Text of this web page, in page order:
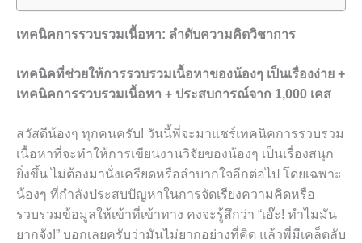
เทคนิคการรวบรวมเนื้อหา: ลำดับความคิดวิชาการ
เทคนิคที่ช่วยให้การรวบรวมเนื้อหาของน้องๆ เป็นเรื่องง่าย +
เทคนิคการรวบรวมเนื้อหา + ประสบการณ์จาก 1,000 เคส
สวัสดีน้องๆ ทุกคนครับ! วันนี้พี่จะมาแชร์เทคนิคการรวบรวม
เนื้อหาที่จะทำให้การเขียนงานวิจัยของน้องๆ เป็นเรื่องสนุก
ยิ่งขึ้น ไม่ต้องมานั่งเครียดหรือลำบากใจอีกต่อไป โดยเฉพาะ
น้องๆ ที่กำลังประสบปัญหาในการจัดเรียงความคิดหรือ
รวบรวมข้อมูลให้เข้าที่เข้าทาง คงจะรู้สึกว่า “เอ๊ะ! ทำไมมัน
ยากจัง!” บอกเลยครับว่ามันไม่ยากอย่างที่คิด แล้วพี่มีเคล็ดลับ